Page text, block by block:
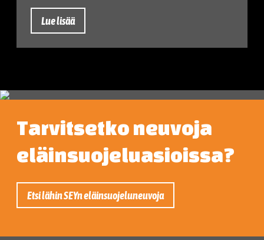
Lue lisää
Tarvitsetko neuvoja
eläinsuojeluasioissa?
Etsi lähin SEYn eläinsuojeluneuvoja